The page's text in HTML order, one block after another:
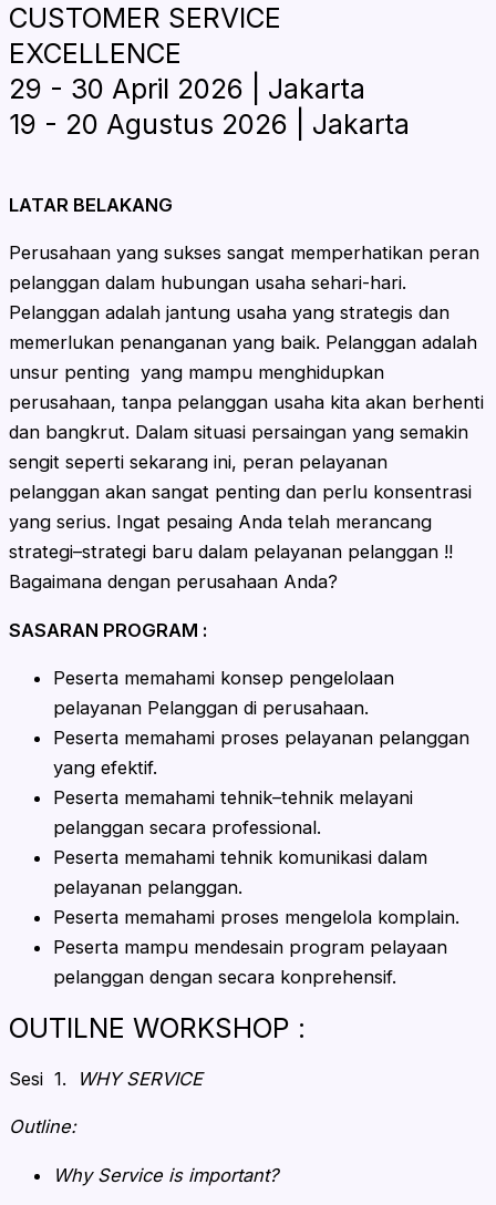
CUSTOMER SERVICE
EXCELLENCE
29 - 30 April 2026 | Jakarta
19 - 20 Agustus 2026 | Jakarta
LATAR BELAKANG
Perusahaan yang sukses sangat memperhatikan peran
pelanggan dalam hubungan usaha sehari-hari.
Pelanggan adalah jantung usaha yang strategis dan
memerlukan penanganan yang baik. Pelanggan adalah
unsur penting yang mampu menghidupkan
perusahaan, tanpa pelanggan usaha kita akan berhenti
dan bangkrut. Dalam situasi persaingan yang semakin
sengit seperti sekarang ini, peran pelayanan
pelanggan akan sangat penting dan perlu konsentrasi
yang serius. Ingat pesaing Anda telah merancang
strategi–strategi baru dalam pelayanan pelanggan !!
Bagaimana dengan perusahaan Anda?
SASARAN PROGRAM :
Peserta memahami konsep pengelolaan
pelayanan Pelanggan di perusahaan.
Peserta memahami proses pelayanan pelanggan
yang efektif.
Peserta memahami tehnik–tehnik melayani
pelanggan secara professional.
Peserta memahami tehnik komunikasi dalam
pelayanan pelanggan.
Peserta memahami proses mengelola komplain.
Peserta mampu mendesain program pelayaan
pelanggan dengan secara konprehensif.
OUTILNE WORKSHOP :
Sesi 1. WHY SERVICE
Outline:
Why Service is important?